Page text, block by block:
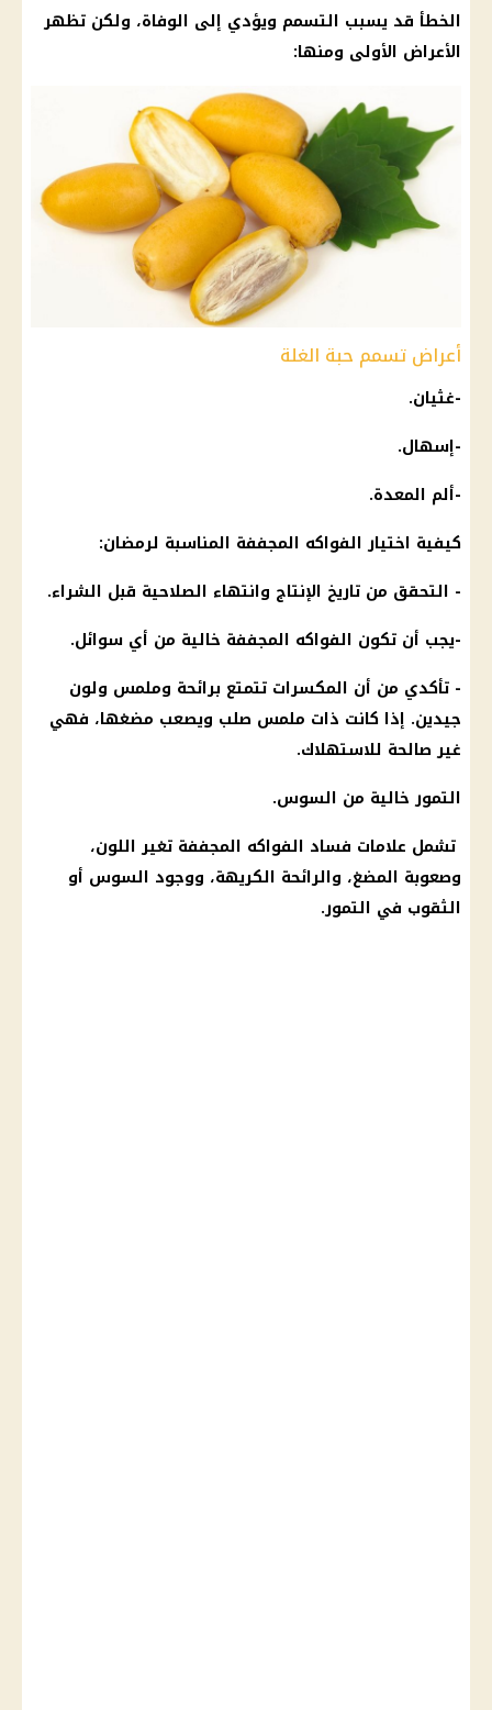
الخطأ قد يسبب التسمم ويؤدي إلى الوفاة، ولكن تظهر
الأعراض الأولى ومنها:
أعراض تسمم حبة الغلة
-غثيان.
-إسهال.
-ألم المعدة.
كيفية اختيار الفواكه المجففة المناسبة لرمضان:
- التحقق من تاريخ الإنتاج وانتهاء الصلاحية قبل الشراء.
-يجب أن تكون الفواكه المجففة خالية من أي سوائل.
- تأكدي من أن المكسرات تتمتع برائحة وملمس ولون
جيدين. إذا كانت ذات ملمس صلب ويصعب مضغها، فهي
غير صالحة للاستهلاك.
التمور خالية من السوس.
تشمل علامات فساد الفواكه المجففة تغير اللون،
وصعوبة المضغ، والرائحة الكريهة، ووجود السوس أو
الثقوب في التمور.